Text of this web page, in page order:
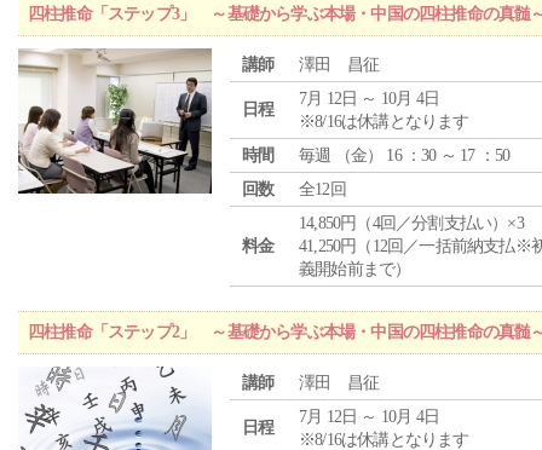
四柱推命「ステップ3」 ～基礎から学ぶ本場・中国の四柱推命の真髄
講師 澤田 昌征
日程
7月 12日 ～ 10月 4日
※8/16は休講となります
時間
毎週 （金） 16 ：30 ～ 17 ：50
回数
全12回
料金
14,850円（4回／分割支払い）×3
41,250円（12回／一括前納支払※
義開始前まで）
四柱推命「ステップ2」 ～基礎から学ぶ本場・中国の四柱推命の真髄
講師 澤田 昌征
日程
7月 12日 ～ 10月 4日
※8/16は休講となります